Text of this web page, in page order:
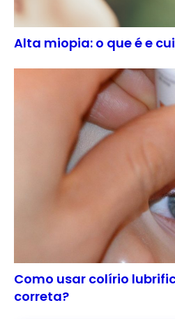
Alta miopia: o que é e
Como usar colírio
correta?